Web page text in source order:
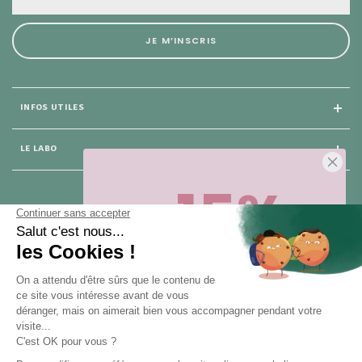
75 008 Paris
INFOS UTILES
LE LABO
JE M’INSCRIS
-15%
Sur votre première commande,
moment ! Désinscription en 1 clic, à
tout moment.